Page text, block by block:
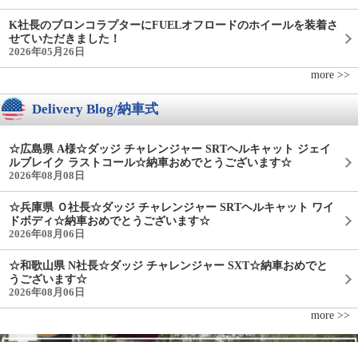
K社長のブロンコラプターにFUELオフロードのホイールを装着さ
せていただきました！
2026年05月26日
more >>
Delivery Blog/納車式
☆広島県 A様☆ダッジ チャレンジャー SRTヘルキャット ジェイ
ルブレイク ラストコール☆納車おめでとうございます☆
2026年08月08日
☆兵庫県 Ｏ社長☆ダッジ チャレンジャー SRTヘルキャット ワイ
ドボディ☆納車おめでとうございます☆
2026年08月06日
☆和歌山県 N社長☆ダッジ チャレンジャー SXT☆納車おめでと
うございます☆
2026年08月06日
more >>